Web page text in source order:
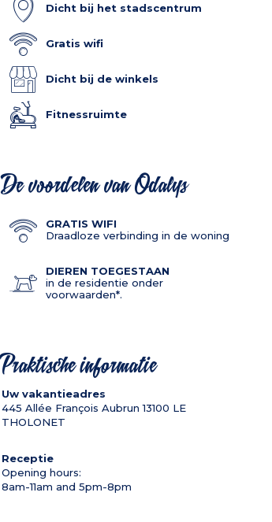
Dicht bij het stadscentrum
Gratis wifi
Dicht bij de winkels
Fitnessruimte
De voordelen van Odalys
GRATIS WIFI
Draadloze verbinding in de woning
DIEREN TOEGESTAAN
in de residentie onder
voorwaarden*.
Praktische informatie
Uw vakantieadres
445 Allée François Aubrun 13100 LE
THOLONET
Receptie
Opening hours:
8am-11am and 5pm-8pm